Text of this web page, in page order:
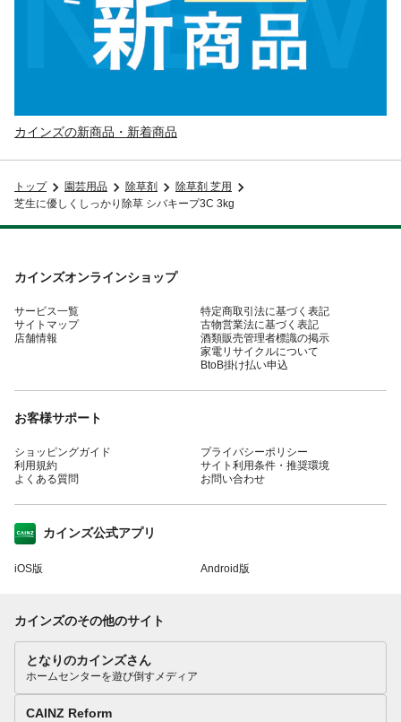
カインズの新商品・新着商品
トップ 園芸用品 除草剤
除草剤 芝用
芝生に優しくしっかり除草 シバキープ3C 3kg
カインズオンラインショップ
サービス一覧
サイトマップ
店舗情報
特定商取引法に基づく表記
古物営業法に基づく表記
酒類販売管理者標識の掲示
家電リサイクルについて
BtoB掛け払い申込
お客様サポート
ショッピングガイド
利用規約
よくある質問
プライバシーポリシー
サイト利用条件・推奨環境
お問い合わせ
カインズ公式アプリ
iOS版 Android版
カインズのその他のサイト
となりのカインズさん
ホームセンターを遊び倒すメディア
CAINZ Reform